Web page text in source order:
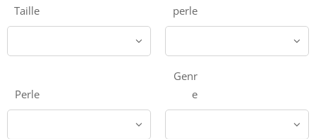
Taille
perle
Perle
Genr
e